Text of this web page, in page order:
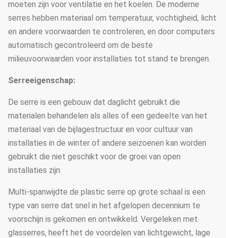
moeten zijn voor ventilatie en het koelen. De moderne
serres hebben materiaal om temperatuur, vochtigheid, licht
en andere voorwaarden te controleren, en door computers
automatisch gecontroleerd om de beste
milieuvoorwaarden voor installaties tot stand te brengen.
Serreeigenschap:
De serre is een gebouw dat daglicht gebruikt die
materialen behandelen als alles of een gedeelte van het
materiaal van de bijlagestructuur en voor cultuur van
installaties in de winter of andere seizoenen kan worden
gebruikt die niet geschikt voor de groei van open
installaties zijn.
Multi-spanwijdte de plastic serre op grote schaal is een
type van serre dat snel in het afgelopen decennium te
voorschijn is gekomen en ontwikkeld. Vergeleken met
glasserres, heeft het de voordelen van lichtgewicht, lage